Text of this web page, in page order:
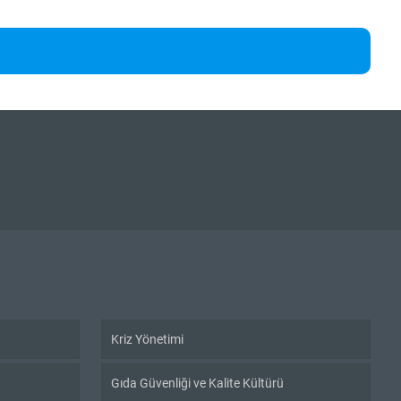
Kriz Yönetimi
Gıda Güvenliği ve Kalite Kültürü